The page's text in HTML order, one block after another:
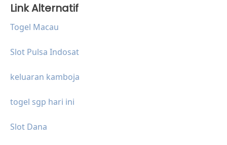
Link Alternatif
Togel Macau
Slot Pulsa Indosat
keluaran kamboja
togel sgp hari ini
Slot Dana